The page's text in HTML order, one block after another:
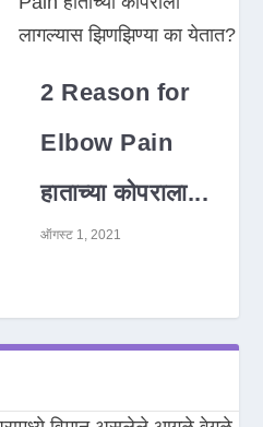
2 Reason for
Elbow Pain
हाताच्या कोपराला...
ऑगस्ट 1, 2021